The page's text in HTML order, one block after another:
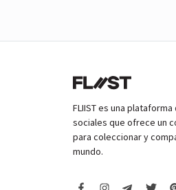
FLIIST es una
sociales que ofrece un
para coleccionar y
mundo.